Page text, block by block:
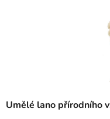
Umělé lano přírodního